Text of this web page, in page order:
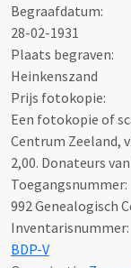
Begraafdatum:
28-02-1931
Plaats begraven:
Heinkenszand
Prijs fotokopie:
Een fotokopie of
Centrum Zeeland,
2,00. Donateurs
Toegangsnummer:
992 Genealogisch
Inventarisnummer:
BDP-V